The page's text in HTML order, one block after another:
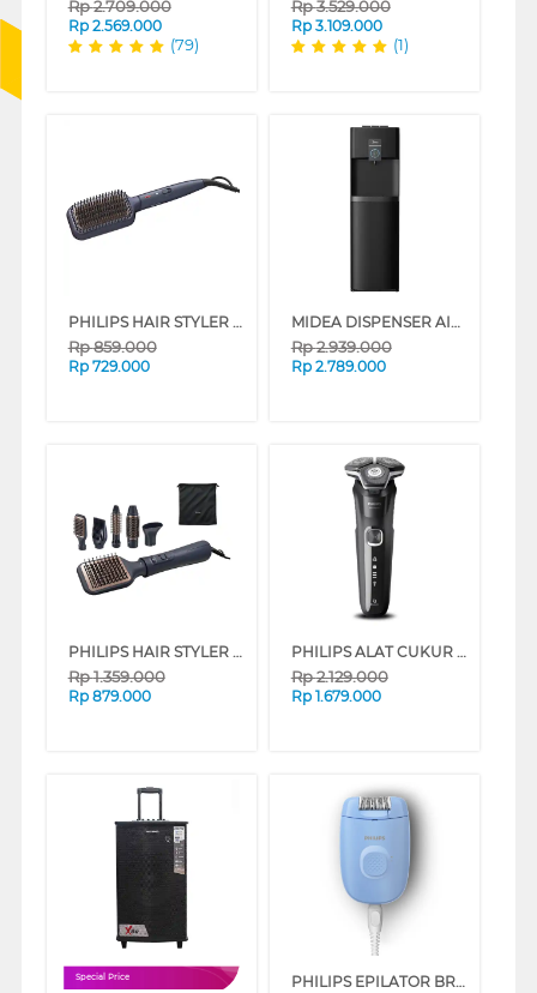
Rp2.709.000
Rp 2.569.000
(79)
Rp3.529.000
Rp 3.109.000
(1)
PHILIPS HAIR STYLER BHH885/00
Rp859.000
Rp 729.000
MIDEA DISPENSER AIR BERDIRI STANDING DISPENSER YL2036BUV
Rp2.939.000
Rp 2.789.000
PHILIPS HAIR STYLER BHA530/00
Rp1.359.000
Rp 879.000
PHILIPS ALAT CUKUR WET & DRY ELECTRIC SHAVER 5000 SERIES S5898/17
Rp2.129.000
Rp 1.679.000
Special Price PHILIPS EPILATOR BRE228/00